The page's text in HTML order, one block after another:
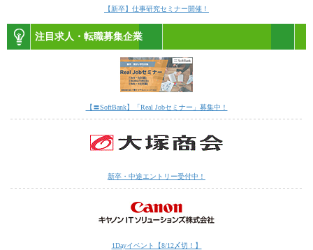
【新卒】仕事研究セミナー開催！
注目求人・転職募集企業
【〓SoftBank】「Real Jobセミナー」募集中！
新卒・中途エントリー受付中！
1Dayイベント【8/12〆切！】